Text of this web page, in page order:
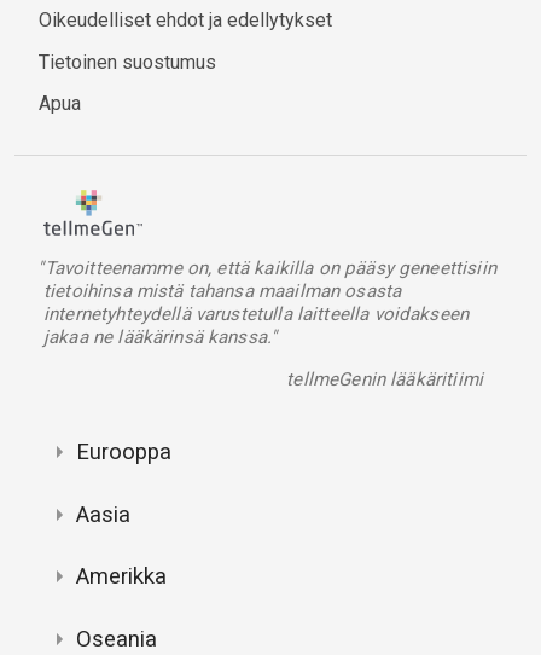
Oikeudelliset ehdot ja edellytykset
Tietoinen suostumus
Apua
"Tavoitteenamme on, että kaikilla on pääsy geneettisiin
tietoihinsa mistä tahansa maailman osasta
internetyhteydellä varustetulla laitteella voidakseen
jakaa ne lääkärinsä kanssa."
tellmeGenin lääkäritiimi
Eurooppa
Aasia
Amerikka
Oseania